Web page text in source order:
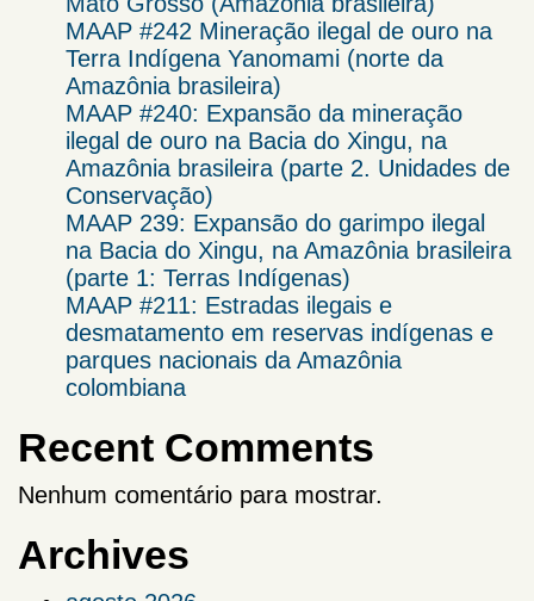
MAAP #242 Mineração ilegal de ouro na
Terra Indígena Yanomami (norte da
Amazônia brasileira)
MAAP #240: Expansão da mineração
ilegal de ouro na Bacia do Xingu, na
Amazônia brasileira (parte 2. Unidades de
Conservação)
MAAP 239: Expansão do garimpo ilegal
na Bacia do Xingu, na Amazônia brasileira
(parte 1: Terras Indígenas)
MAAP #211: Estradas ilegais e
desmatamento em reservas indígenas e
parques nacionais da Amazônia
colombiana
Recent Comments
Nenhum comentário para mostrar.
Archives